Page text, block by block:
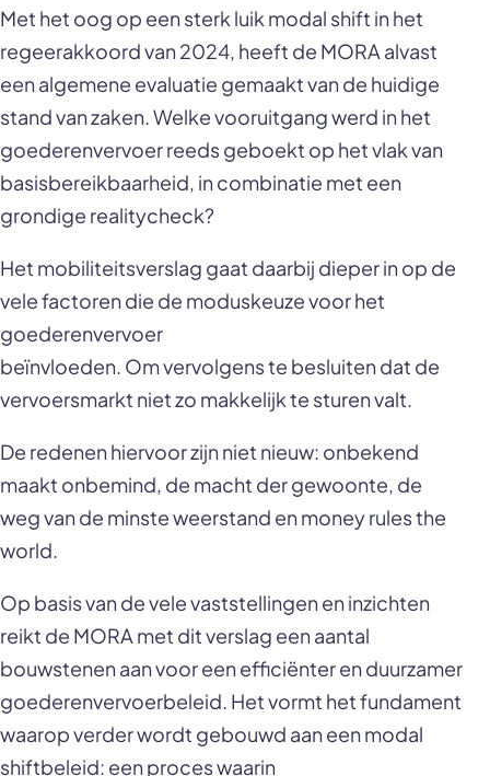
Met het oog op een sterk luik modal shift in het
regeerakkoord van 2024, heeft de MORA alvast
een algemene evaluatie gemaakt van de huidige
stand van zaken. Welke vooruitgang werd in het
goederenvervoer reeds geboekt op het vlak van
basisbereikbaarheid, in combinatie met een
grondige realitycheck?
Het mobiliteitsverslag gaat daarbij dieper in op de
vele factoren die de moduskeuze voor het
goederenvervoer
beïnvloeden. Om vervolgens te besluiten dat de
vervoersmarkt niet zo makkelijk te sturen valt.
De redenen hiervoor zijn niet nieuw: onbekend
maakt onbemind, de macht der gewoonte, de
weg van de minste weerstand en money rules the
world.
Op basis van de vele vaststellingen en inzichten
reikt de MORA met dit verslag een aantal
bouwstenen aan voor een efficiënter en duurzamer
goederenvervoerbeleid. Het vormt het fundament
waarop verder wordt gebouwd aan een modal
shiftbeleid: een proces waarin